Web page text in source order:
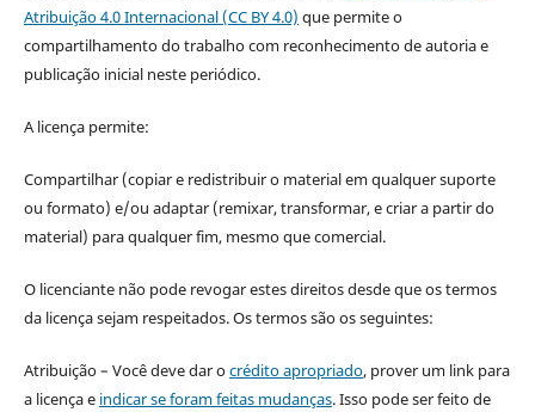
Atribuição 4.0 Internacional (CC BY 4.0) que permite o
compartilhamento do trabalho com reconhecimento de autoria e
publicação inicial neste periódico.
A licença permite:
Compartilhar (copiar e redistribuir o material em qualquer suporte
ou formato) e/ou adaptar (remixar, transformar, e criar a partir do
material) para qualquer fim, mesmo que comercial.
O licenciante não pode revogar estes direitos desde que os termos
da licença sejam respeitados. Os termos são os seguintes:
Atribuição – Você deve dar ocrédito apropriado, prover um link para
a licença e indicar se foram feitas mudanças. Isso pode ser feito de